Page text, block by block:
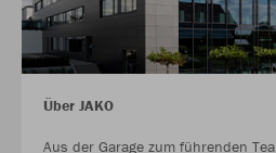
Über JAKO
Aus der Garage zum führenden